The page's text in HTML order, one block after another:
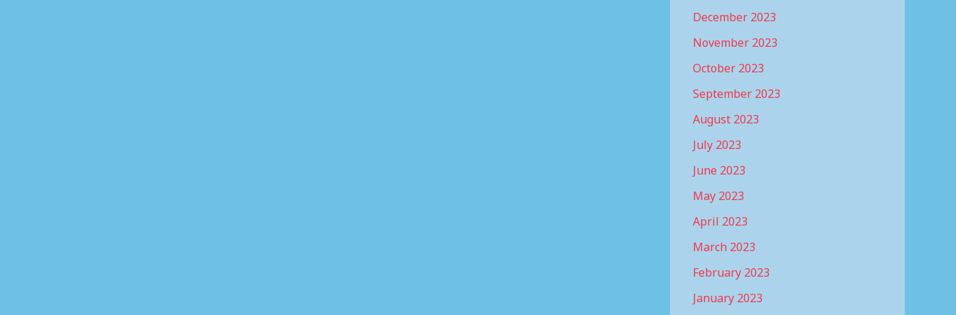
December 2023
November 2023
October 2023
September 2023
August 2023
July 2023
June 2023
May 2023
April 2023
March 2023
February 2023
January 2023